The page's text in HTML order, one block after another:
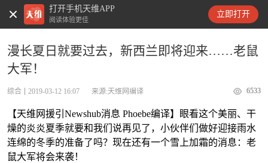
打开手机天维APP
阅读体验更佳
立即打开
天维新闻
漫长夏日就要过去，新西兰即将迎来……老鼠
大军！
综合 2019-03-12 16:07 来源:天维网编译 6533
【天维网援引Newshub消息 Phoebe编译】眼看这个美丽、干
燥的炎炎夏季就要和我们说再见了，小伙伴们做好迎接雨水
连绵的冬季的准备了吗？现在还有一个雪上加霜的消息：老
鼠大军将会来袭！